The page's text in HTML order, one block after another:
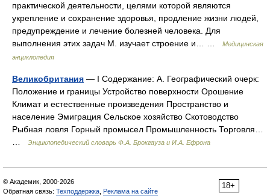
практической деятельности, целями которой являются
укрепление и сохранение здоровья, продление жизни людей,
предупреждение и лечение болезней человека. Для
выполнения этих задач М. изучает строение и… …
Медицинская
энциклопедия
Великобритания — I Содержание: А. Географический очерк:
Положение и границы Устройство поверхности Орошение
Климат и естественные произведения Пространство и
население Эмиграция Сельское хозяйство Скотоводство
Рыбная ловля Горный промысел Промышленность Торговля…
…
Энциклопедический словарь Ф.А. Брокгауза и И.А. Ефрона
18+
© Академик, 2000-2026
Обратная связь: Техподдержка Реклама на сайте